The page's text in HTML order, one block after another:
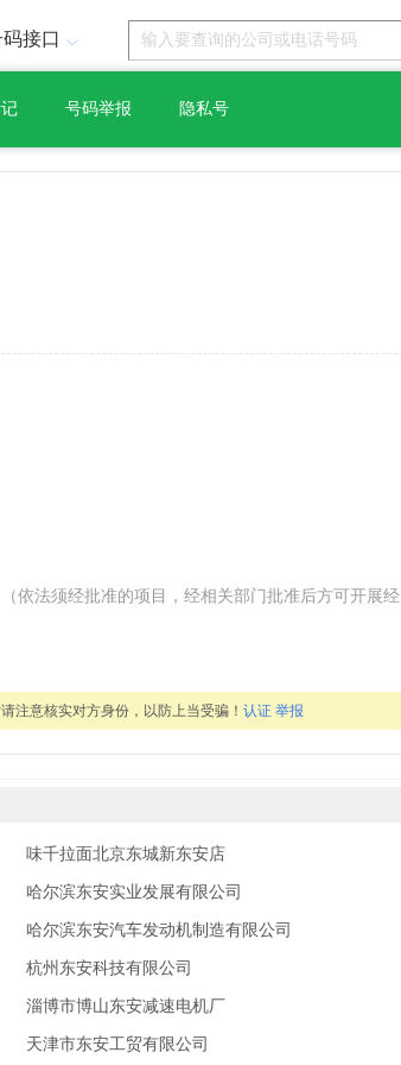
接口
号码举报 隐私号
依法须经批准的项目，经相关部门批准后方可开展经
注意核实对方身份，以防上当受骗！ 认证 举报
味千拉面北京东城新东安店
哈尔滨东安实业发展有限公司
哈尔滨东安汽车发动机制造有限公司
杭州东安科技有限公司
淄博市博山东安减速电机厂
天津市东安工贸有限公司